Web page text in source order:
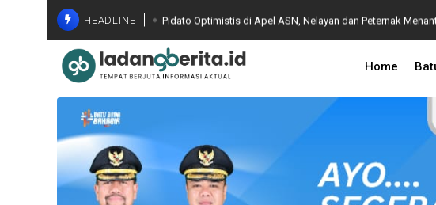
HEADLINE Pidato Optimistis di Apel ASN, Nelayan dan Peternak
Optimalisasi PAD
Gelar FGD ke Jajaran Seluruh Indonesia, BPA Terapkan
Terintegrasi dan Pemanfaatan AI
Komisi Kejaksaan RI Lakukan Pemantauan Penanganan
Wagub Sumut Minta Perkuat Pendidikan dan Lingkungan,
Luas di Batu Bara
Wakil Bupati Syafrizal Tinjau BERLAYAR, Pastikan
Home